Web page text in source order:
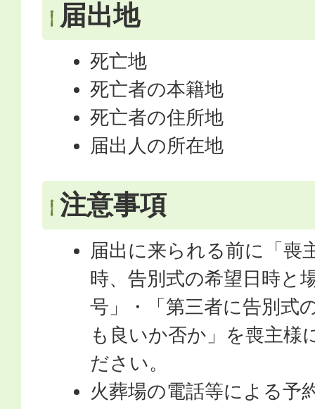
届出地
死亡地
死亡者の本籍地
死亡者の住所地
届出人の所在地
注意事項
届出に来られる前に「喪
時、告別式の希望日時と
号」・「第三者に告別式
も良いか否か」を喪主様
ださい。
火葬場の電話等による予